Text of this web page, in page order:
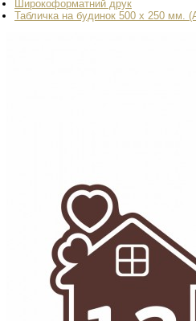
Широкоформатний друк
Табличка на будинок 500 х 250 мм.